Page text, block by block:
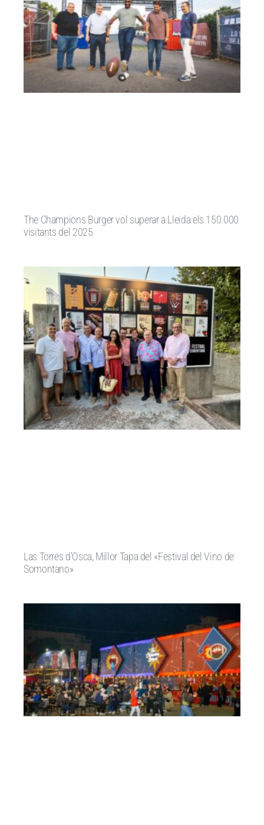
The Champions Burger vol superar a Lleida els 150.000
visitants del 2025
Las Torres d’Osca, Millor Tapa del «Festival del Vino de
Somontano»